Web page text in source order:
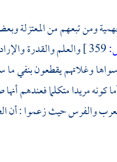
ومن تبعهم منالمعتزلة
والعلم والقدرة
وغلاتهم يقطعون بنفي ما
كونه مريدا متكلما فعندهم
والفرسحيث زعموا : أن